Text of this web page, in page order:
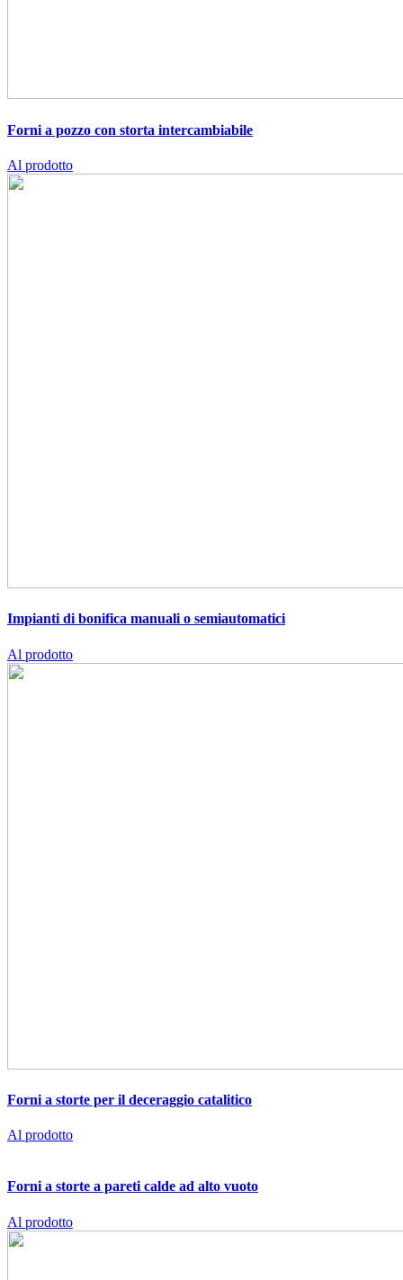
Forni a pozzo con storta intercambiabile
Al prodotto
Impianti di bonifica manuali o semiautomatici
Al prodotto
Forni a storte per il deceraggio catalitico
Al prodotto
Forni a storte a pareti calde ad alto vuoto
Al prodotto